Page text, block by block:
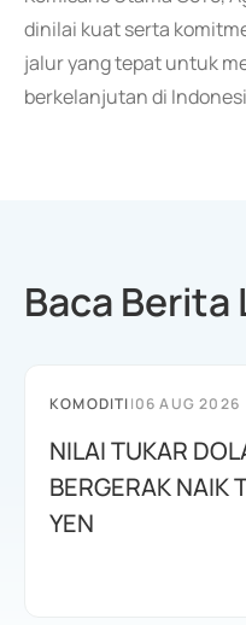
dinilai kuat serta
jalur yang tepat untuk
berkelanjutan di
Baca Berita
KOMODITI|06 AUG 2026
NILAI TUKAR
BERGERAK NAIK
YEN